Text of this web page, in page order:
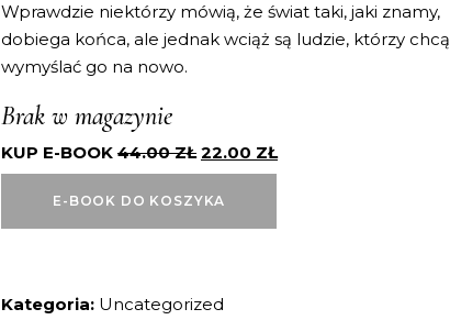
Wprawdzie niektórzy mówią, że świat taki, jaki znamy,
dobiega końca, ale jednak wciąż są ludzie, którzy chcą
wymyślać go na nowo.
Brak w magazynie
KUP E-BOOK 44.00ZŁ 22.00 ZŁ
E-BOOK DO KOSZYKA
Kategoria: Uncategorized